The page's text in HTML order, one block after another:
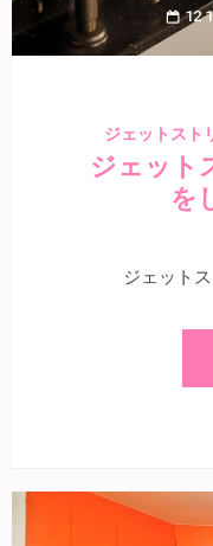
12
ジェットスト
ジェット
を
ジェット